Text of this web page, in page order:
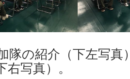
隊の紹介（下左写
写真）。